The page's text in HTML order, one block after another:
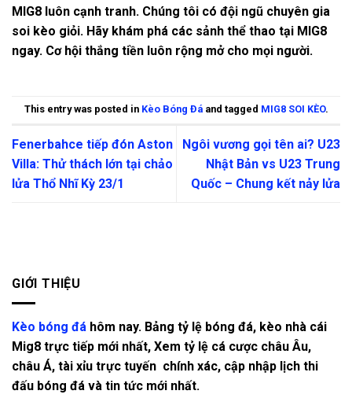
MIG8 luôn cạnh tranh. Chúng tôi có đội ngũ chuyên gia
soi kèo giỏi. Hãy khám phá các sảnh thể thao tại MIG8
ngay. Cơ hội thắng tiền luôn rộng mở cho mọi người.
This entry was posted in Kèo Bóng Đáand tagged MIG8 SOI KÈO.
Fenerbahce tiếp đón Aston
Villa: Thử thách lớn tại chảo
lửa Thổ Nhĩ Kỳ 23/1
Ngôi vương gọi tên ai? U23
Nhật Bản vs U23 Trung
Quốc – Chung kết nảy lửa
GIỚI THIỆU
Kèo bóng đá hôm nay. Bảng tỷ lệ bóng đá, kèo nhà cái
Mig8 trực tiếp mới nhất, Xem tỷ lệ cá cược châu Âu,
châu Á, tài xỉu trực tuyến chính xác, cập nhập lịch thi
đấu bóng đá và tin tức mới nhất.